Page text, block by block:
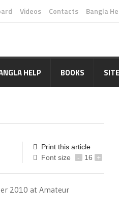
Videos Contacts Bangla
HELP BOOKS
Print this article
Font size
- 16 +
2010 at Amateur